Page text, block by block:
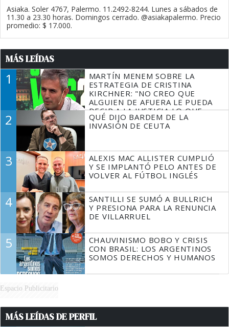
Asiaka. Soler 4767, Palermo. 11.2492-8244. Lunes a sábados de
11.30 a 23.30 horas. Domingos cerrado. @asiakapalermo. Precio
promedio: $ 17.000.
MÁS LEÍDAS
1
MARTÍN MENEM SOBRE LA
ESTRATEGIA DE CRISTINA
KIRCHNER: "NO CREO QUE
ALGUIEN DE AFUERA LE PUEDA
DECIR A LA JUSTICIA LO QUE
TIENE QUE HACER"
2
QUÉ DIJO BARDEM DE LA
INVASIÓN DE CEUTA
3
ALEXIS MAC ALLISTER CUMPLIÓ
Y SE IMPLANTÓ PELO ANTES DE
VOLVER AL FÚTBOL INGLÉS
4
SANTILLI SE SUMÓ A BULLRICH
Y PRESIONA PARA LA RENUNCIA
DE VILLARRUEL
5
CHAUVINISMO BOBO Y CRISIS
CON BRASIL: LOS ARGENTINOS
SOMOS DERECHOS Y HUMANOS
Espacio Publicitario
MÁS LEÍDAS DE PERFIL